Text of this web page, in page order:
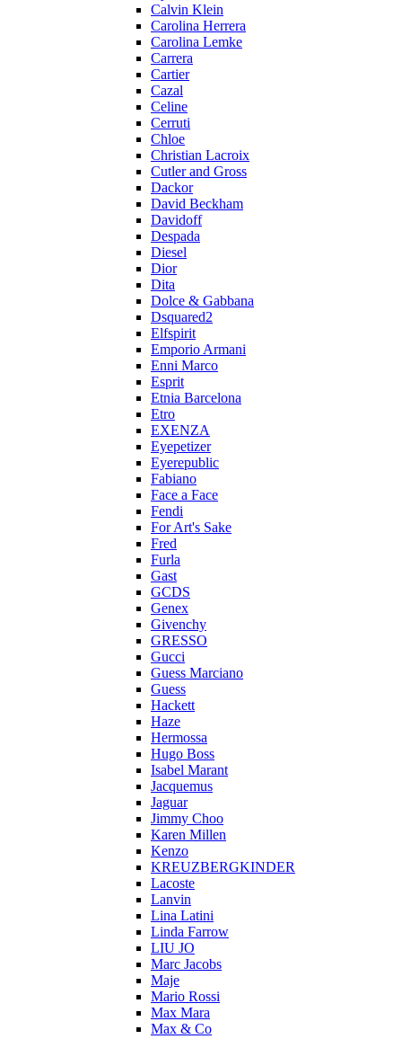
Calvin Klein
Carolina Herrera
Carolina Lemke
Carrera
Cartier
Cazal
Celine
Cerruti
Chloe
Christian Lacroix
Cutler and Gross
Dackor
David Beckham
Davidoff
Despada
Diesel
Dior
Dita
Dolce & Gabbana
Dsquared2
Elfspirit
Emporio Armani
Enni Marco
Esprit
Etnia Barcelona
Etro
EXENZA
Eyepetizer
Eyerepublic
Fabiano
Face a Face
Fendi
For Art's Sake
Fred
Furla
Gast
GCDS
Genex
Givenchy
GRESSO
Gucci
Guess Marciano
Guess
Hackett
Haze
Hermossa
Hugo Boss
Isabel Marant
Jacquemus
Jaguar
Jimmy Choo
Karen Millen
Kenzo
KREUZBERGKINDER
Lacoste
Lanvin
Lina Latini
Linda Farrow
LIU JO
Marc Jacobs
Maje
Mario Rossi
Max Mara
Max & Co